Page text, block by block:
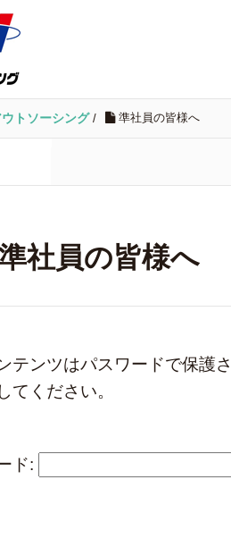
トソーシング/ 準社員の皆様へ
社員の皆様へ
テンツはパスワードで保護
てください。
ド: